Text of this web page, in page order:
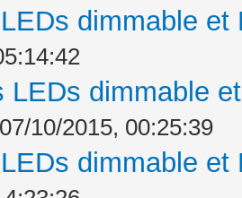
dimmable
LEDs dimmable
10/2015, 00:25:39
dimmable